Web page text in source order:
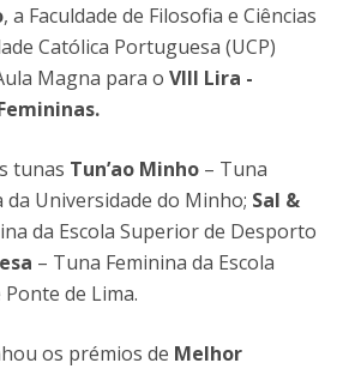
, a Faculdade de Filosofia e Ciências
Católica Portuguesa (UCP)
Magna para o VIII Lira -
tunas Tun’ao Minho – Tuna
da Universidade do Minho; Sal &
da Escola Superior de Desporto
– Tuna Feminina da Escola
de Lima.
os prémios de Melhor